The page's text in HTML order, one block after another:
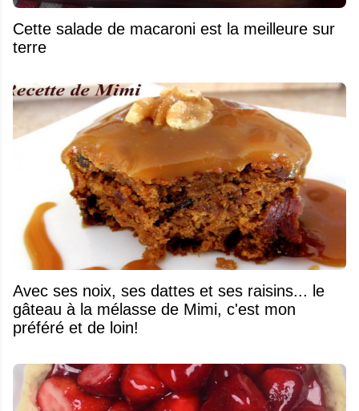
Cette salade de macaroni est la meilleure sur
terre
Avec ses noix, ses dattes et ses raisins... le
gâteau à la mélasse de Mimi, c'est mon
préféré et de loin!